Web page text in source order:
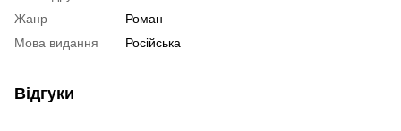
Жанр
Роман
Мова видання
Російська
Відгуки